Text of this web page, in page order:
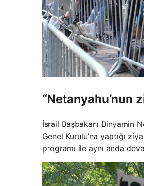
“Netanyahu’nun
İsrail Başbakanı Binyamin
Genel Kurulu’na yaptığı
programı ile aynı anda